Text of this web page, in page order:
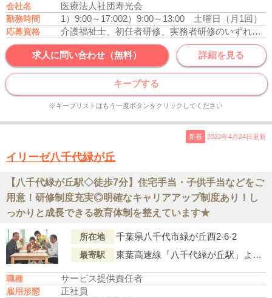
会社名 医療法人社団寿光会
勤務時間 1）9:00～17:002）9:00～13:00 土曜日（月1回）
応募資格 介護福祉士、初任者研修、実務者研修のいずれかの資格をお持ちの方
求人に問い合わせ（無料） 詳細を見る
キープする
※キープリストはもう一度ボタンをクリックしてください
新着 2022年4月24日更新
イリーゼ八千代緑が丘
【八千代緑が丘駅◇徒歩7分】住宅手当・子供手当などをご
用意！研修制度充実◎明確なキャリアアップ制度あり！し
っかりと成長できる教育体制を整えています★
所在地 千葉県八千代市緑が丘西2-6-2
最寄駅 東葉高速線「八千代緑が丘駅」より徒歩7分
職種 サービス提供責任者
雇用形態 正社員